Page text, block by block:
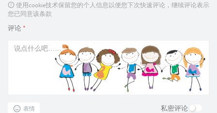
使用cookie技术保留您的个人信息以便您下次快速评论，继续评论表示
您已同意该条款
评论 *
表情 私密评论